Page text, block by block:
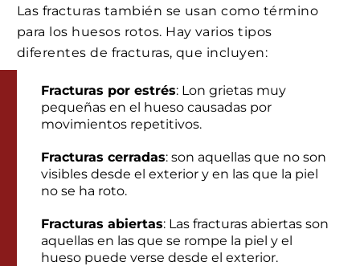
Las fracturas también se usan como término
para los huesos rotos. Hay varios tipos
diferentes de fracturas, que incluyen:
Fracturas por estrés: Lon grietas muy
pequeñas en el hueso causadas por
movimientos repetitivos.
Fracturas cerradas: son aquellas que no son
visibles desde el exterior y en las que la piel
no se ha roto.
Fracturas abiertas: Las fracturas abiertas son
aquellas en las que se rompe la piel y el
hueso puede verse desde el exterior.